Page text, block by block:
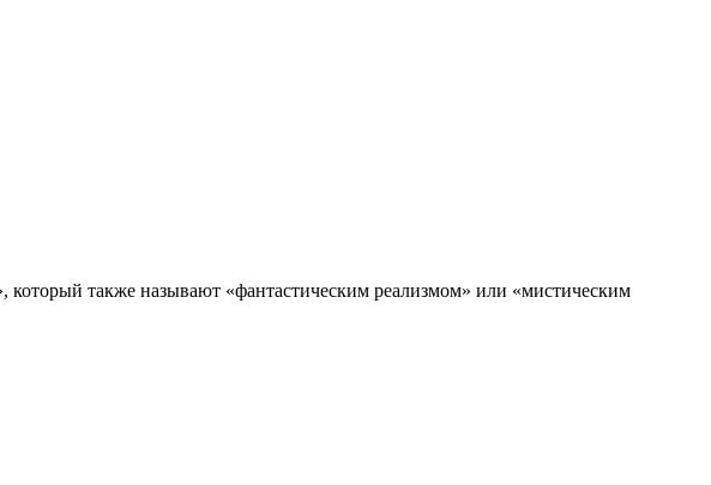
также называют «фантастическим реализмом» или «мистическим